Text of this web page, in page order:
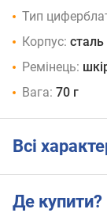
Тип
Корпус: сталь
Ремінець:
Вага: 70 г
Всі
Де купити?